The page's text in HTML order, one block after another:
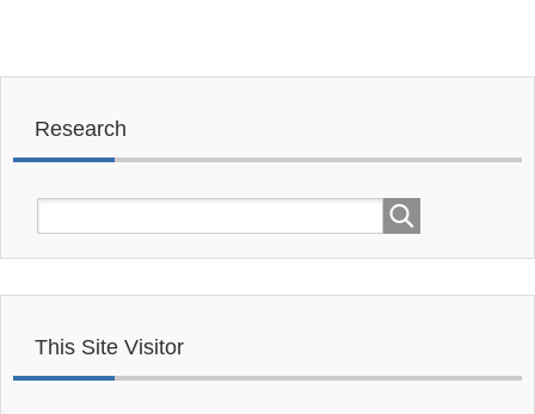
Research
This Site Visitor